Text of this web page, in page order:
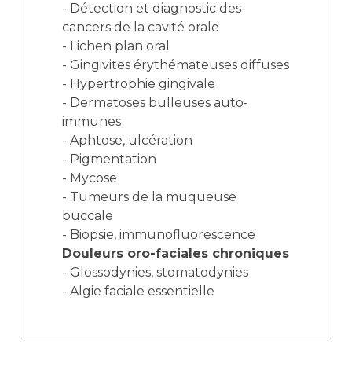
- Détection et diagnostic des
cancers de la cavité orale
- Lichen plan oral
- Gingivites érythémateuses diffuses
- Hypertrophie gingivale
- Dermatoses bulleuses auto-
immunes
- Aphtose, ulcération
- Pigmentation
- Mycose
- Tumeurs de la muqueuse
buccale
- Biopsie, immunofluorescence
Douleurs oro-faciales chroniques
- Glossodynies, stomatodynies
- Algie faciale essentielle